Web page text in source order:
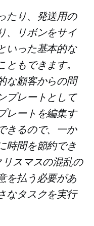
たり、発送用の
、リボンをサイ
いった基本的な
もできます。
な顧客からの問
プレートとして
レートを編集す
きるので、一か
時間を節約でき
リスマスの混乱の
を払う必要があ
なタスクを実行